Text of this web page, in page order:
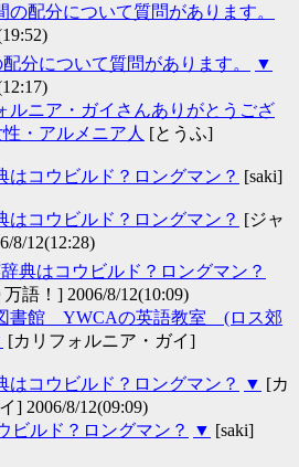
の配分について質問があります。
分について質問があります。
▼
ルニア・ガイさんありがとうござ
・アルメニア人 [とうふ]
はコウビルド？ロングマン？ [saki]
はコウビルド？ロングマン？ [ジャ
8/12(12:28)
典はコウビルド？ロングマン？
語！] 2006/8/12(10:09)
書館 YWCAの英語教室 (ロス郊
[カリフォルニア・ガイ]
はコウビルド？ロングマン？ ▼ [カ
] 2006/8/12(09:09)
ビルド？ロングマン？ ▼ [saki]